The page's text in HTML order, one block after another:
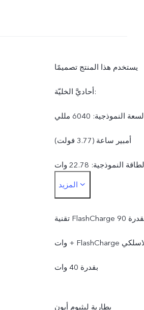
يستخدم هذا المنتج تصميمًا
أحاديَّ الخليّة:
السعة النموذجية: 6040 مللي
أمبير ساعة (‏3.77 فولت)
الطاقة النموذجية: 22.78 وات
ساعة
أمبير ساعة (‏3.77 فولت)
الطاقة المقدرة: 22.34 وات
المزيد
تقنية FlashCharge بقدرة 90
وات + FlashCharge لاسلكي
بقدرة 40 وات
بطارية ليثيوم أيون